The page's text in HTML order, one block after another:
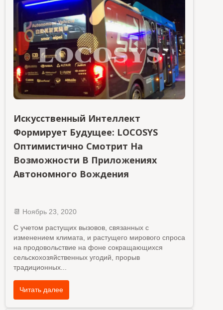
Искусственный Интеллект
Формирует Будущее: LOCOSYS
Оптимистично Смотрит На
Возможности В Приложениях
Автономного Вождения
📆 Ноябрь 23, 2020
С учетом растущих вызовов, связанных с
изменением климата, и растущего мирового спроса
на продовольствие на фоне сокращающихся
сельскохозяйственных угодий, прорыв
традиционных...
Читать далее